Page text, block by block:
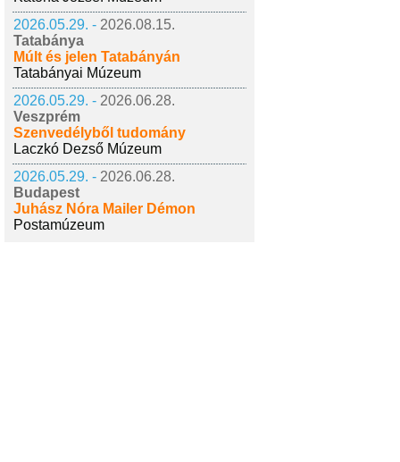
2026.05.29. - 2026.08.15.
Tatabánya
Múlt és jelen Tatabányán
Tatabányai Múzeum
2026.05.29. - 2026.06.28.
Veszprém
Szenvedélyből tudomány
Laczkó Dezső Múzeum
2026.05.29. - 2026.06.28.
Budapest
Juhász Nóra Mailer Démon
Postamúzeum